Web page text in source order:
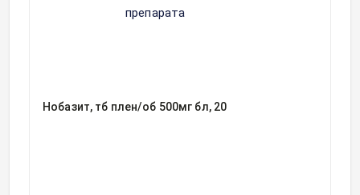
Нобазит, тб плен/об 500мг бл, 20